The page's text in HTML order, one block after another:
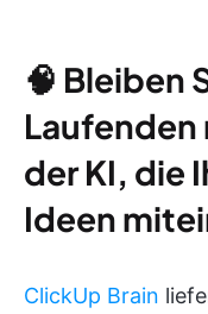
🧠 Bleiben
Laufenden
der KI, die
Ideen
ClickUp Brain